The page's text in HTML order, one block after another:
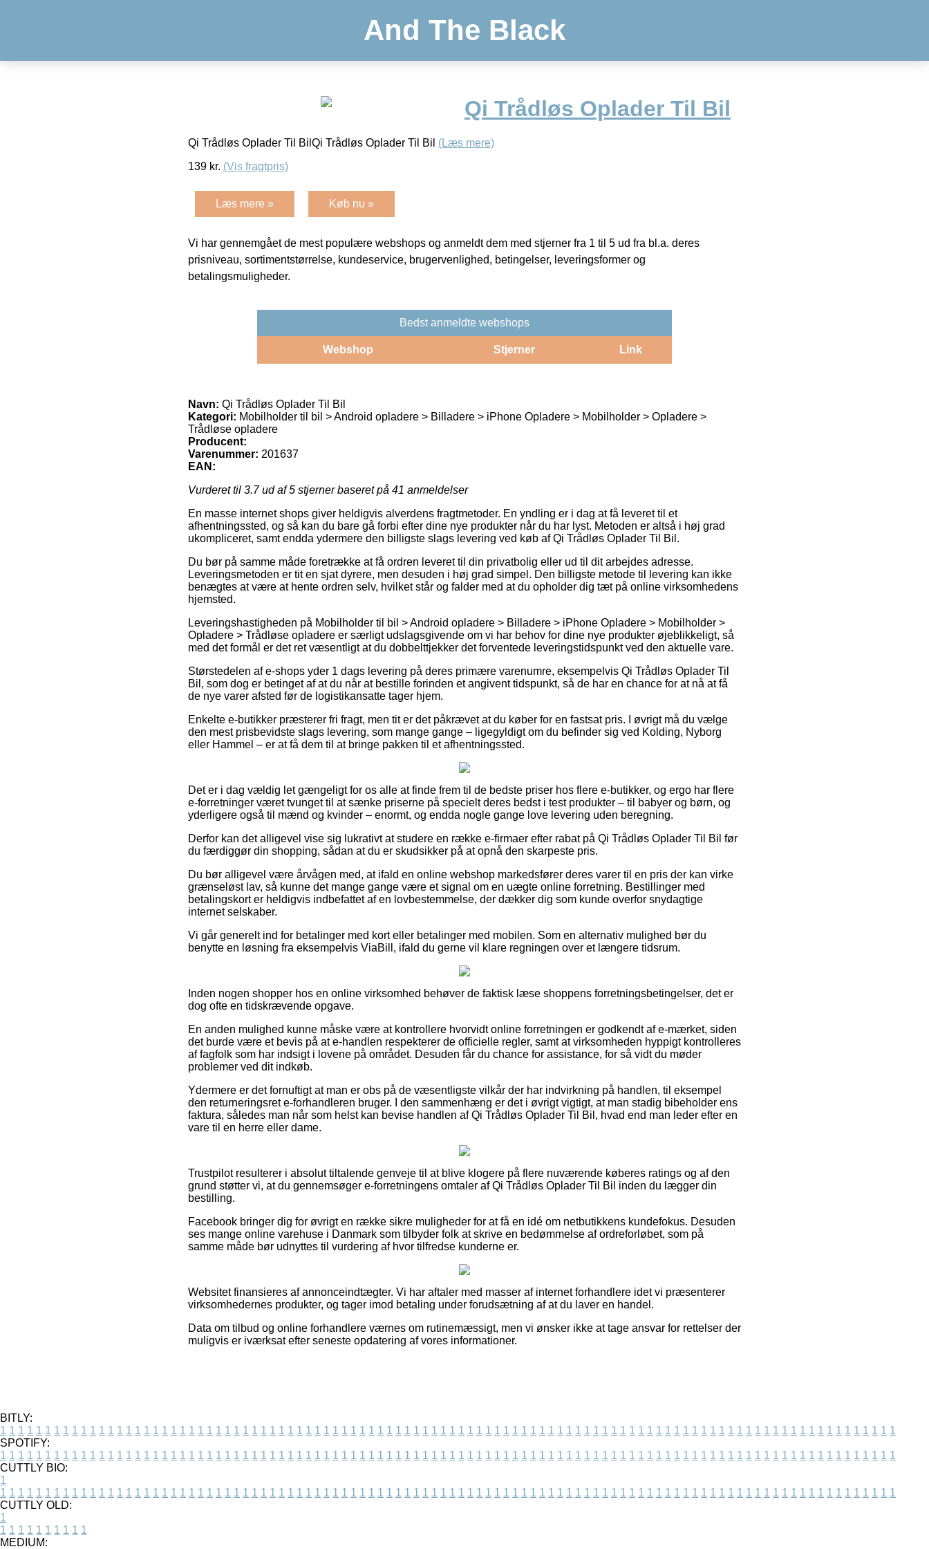
And The Black
Qi Trådløs Oplader Til Bil
Qi Trådløs Oplader Til BilQi Trådløs Oplader Til Bil (Læs mere)
139 kr. (Vis fragtpris)
Læs mere » Køb nu »
Vi har gennemgået de mest populære webshops og anmeldt dem med stjerner fra 1 til 5 ud fra bl.a. deres
prisniveau, sortimentstørrelse, kundeservice, brugervenlighed, betingelser, leveringsformer og
betalingsmuligheder.
Bedst anmeldte webshops
Webshop Stjerner Link
Navn: Qi Trådløs Oplader Til Bil
Kategori: Mobilholder til bil > Android opladere > Billadere > iPhone Opladere > Mobilholder > Opladere >
Trådløse opladere
Producent:
Varenummer: 201637
EAN:
Vurderet til 3.7ud af 5 stjerner baseret på 41 anmeldelser
En masse internet shops giver heldigvis alverdens fragtmetoder. En yndling er i dag at få leveret til et
afhentningssted, og så kan du bare gå forbi efter dine nye produkter når du har lyst. Metoden er altså i høj grad
ukompliceret, samt endda ydermere den billigste slags levering ved køb af Qi Trådløs Oplader Til Bil.
Du bør på samme måde foretrække at få ordren leveret til din privatbolig eller ud til dit arbejdes adresse.
Leveringsmetoden er tit en sjat dyrere, men desuden i høj grad simpel. Den billigste metode til levering kan ikke
benægtes at være at hente ordren selv, hvilket står og falder med at du opholder dig tæt på online virksomhedens
hjemsted.
Leveringshastigheden på Mobilholder til bil > Android opladere > Billadere > iPhone Opladere > Mobilholder >
Opladere > Trådløse opladere er særligt udslagsgivende om vi har behov for dine nye produkter øjeblikkeligt, så
med det formål er det ret væsentligt at du dobbelttjekker det forventede leveringstidspunkt ved den aktuelle vare.
Størstedelen af e-shops yder 1 dags levering på deres primære varenumre, eksempelvis Qi Trådløs Oplader Til
Bil, som dog er betinget af at du når at bestille forinden et angivent tidspunkt, så de har en chance for at nå at få
de nye varer afsted før de logistikansatte tager hjem.
Enkelte e-butikker præsterer fri fragt, men tit er det påkrævet at du køber for en fastsat pris. I øvrigt må du vælge
den mest prisbevidste slags levering, som mange gange – ligegyldigt om du befinder sig ved Kolding, Nyborg
eller Hammel – er at få dem til at bringe pakken til et afhentningssted.
Det er i dag vældig let gængeligt for os alle at finde frem til de bedste priser hos flere e-butikker, og ergo har flere
e-forretninger været tvunget til at sænke priserne på specielt deres bedst i test produkter – til babyer og børn, og
yderligere også til mænd og kvinder – enormt, og endda nogle gange love levering uden beregning.
Derfor kan det alligevel vise sig lukrativt at studere en række e-firmaer efter rabat på Qi Trådløs Oplader Til Bil før
du færdiggør din shopping, sådan at du er skudsikker på at opnå den skarpeste pris.
Du bør alligevel være årvågen med, at ifald en online webshop markedsfører deres varer til en pris der kan virke
grænseløst lav, så kunne det mange gange være et signal om en uægte online forretning. Bestillinger med
betalingskort er heldigvis indbefattet af en lovbestemmelse, der dækker dig som kunde overfor snydagtige
internet selskaber.
Vi går generelt ind for betalinger med kort eller betalinger med mobilen. Som en alternativ mulighed bør du
benytte en løsning fra eksempelvis ViaBill, ifald du gerne vil klare regningen over et længere tidsrum.
Inden nogen shopper hos en online virksomhed behøver de faktisk læse shoppens forretningsbetingelser, det er
dog ofte en tidskrævende opgave.
En anden mulighed kunne måske være at kontrollere hvorvidt online forretningen er godkendt af e-mærket, siden
det burde være et bevis på at e-handlen respekterer de officielle regler, samt at virksomheden hyppigt kontrolleres
af fagfolk som har indsigt i lovene på området. Desuden får du chance for assistance, for så vidt du møder
problemer ved dit indkøb.
Ydermere er det fornuftigt at man er obs på de væsentligste vilkår der har indvirkning på handlen, til eksempel
den returneringsret e-forhandleren bruger. I den sammenhæng er det i øvrigt vigtigt, at man stadig bibeholder ens
faktura, således man når som helst kan bevise handlen af Qi Trådløs Oplader Til Bil, hvad end man leder efter en
vare til en herre eller dame.
Trustpilot resulterer i absolut tiltalende genveje til at blive klogere på flere nuværende køberes ratings og af den
grund støtter vi, at du gennemsøger e-forretningens omtaler af Qi Trådløs Oplader Til Bil inden du lægger din
bestilling.
Facebook bringer dig for øvrigt en række sikre muligheder for at få en idé om netbutikkens kundefokus. Desuden
ses mange online varehuse i Danmark som tilbyder folk at skrive en bedømmelse af ordreforløbet, som på
samme måde bør udnyttes til vurdering af hvor tilfredse kunderne er.
Websitet finansieres af annonceindtægter. Vi har aftaler med masser af internet forhandlere idet vi præsenterer
virksomhedernes produkter, og tager imod betaling under forudsætning af at du laver en handel.
Data om tilbud og online forhandlere værnes om rutinemæssigt, men vi ønsker ikke at tage ansvar for rettelser der
muligvis er iværksat efter seneste opdatering af vores informationer.
BITLY:
1 1 1 1 1 1 1 1 1 1 1 1 1 1 1 1 1 1 1 1 1 1 1 1 1 1 1 1 1 1 1 1 1 1 1 1 1 1 1 1 1 1 1 1 1 1 1 1 1 1 1 1 1 1 1 1 1 1 1 1 1 1 1 1 1 1 1 1 1 1 1 1 1 1 1 1 1 1 1 1 1 1 1 1 1 1 1 1 1 1 1 1 1 1 1 1 1 1 1 1
SPOTIFY:
1 1 1 1 1 1 1 1 1 1 1 1 1 1 1 1 1 1 1 1 1 1 1 1 1 1 1 1 1 1 1 1 1 1 1 1 1 1 1 1 1 1 1 1 1 1 1 1 1 1 1 1 1 1 1 1 1 1 1 1 1 1 1 1 1 1 1 1 1 1 1 1 1 1 1 1 1 1 1 1 1 1 1 1 1 1 1 1 1 1 1 1 1 1 1 1 1 1 1 1
CUTTLY BIO:
1
1 1 1 1 1 1 1 1 1 1 1 1 1 1 1 1 1 1 1 1 1 1 1 1 1 1 1 1 1 1 1 1 1 1 1 1 1 1 1 1 1 1 1 1 1 1 1 1 1 1 1 1 1 1 1 1 1 1 1 1 1 1 1 1 1 1 1 1 1 1 1 1 1 1 1 1 1 1 1 1 1 1 1 1 1 1 1 1 1 1 1 1 1 1 1 1 1 1 1 1
CUTTLY OLD:
1
1 1 1 1 1 1 1 1 1 1
MEDIUM: